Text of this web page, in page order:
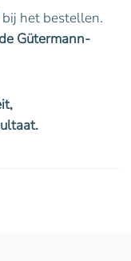
bij het bestellen.
Gütermann-